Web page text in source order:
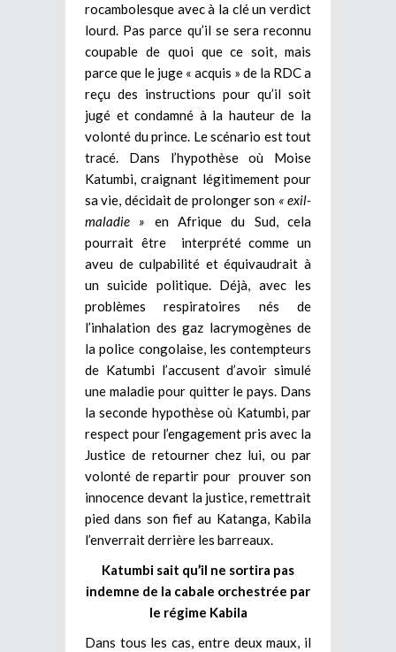
rocambolesque avec à la clé un verdict
lourd. Pas parce qu’il se sera reconnu
coupable de quoi que ce soit, mais
parce que le juge « acquis » de la RDC a
reçu des instructions pour qu’il soit
jugé et condamné à la hauteur de la
volonté du prince. Le scénario est tout
tracé. Dans l’hypothèse où Moise
Katumbi, craignant légitimement pour
sa vie, décidait de prolonger son « exil-
maladie » en Afrique du Sud, cela
pourrait être interprété comme un
aveu de culpabilité et équivaudrait à
un suicide politique. Déjà, avec les
problèmes respiratoires nés de
l’inhalation des gaz lacrymogènes de
la police congolaise, les contempteurs
de Katumbi l’accusent d’avoir simulé
une maladie pour quitter le pays. Dans
la seconde hypothèse où Katumbi, par
respect pour l’engagement pris avec la
Justice de retourner chez lui, ou par
volonté de repartir pour prouver son
innocence devant la justice, remettrait
pied dans son fief au Katanga, Kabila
l’enverrait derrière les barreaux.
Katumbi sait qu’il ne sortira pas
indemne de la cabale orchestrée par
le régime Kabila
Dans tous les cas, entre deux maux, il